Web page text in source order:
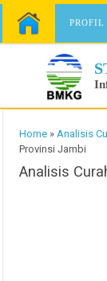
Skip to content
PROFIL
Home » Analisis
Provinsi Jambi
Analisis